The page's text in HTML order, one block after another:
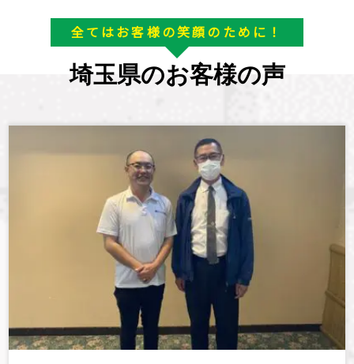
全てはお客様の笑顔のために！
埼玉県のお客様の声